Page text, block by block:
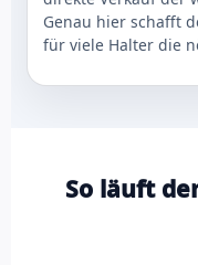
Genau hier schafft
für viele Halter die
So läuft